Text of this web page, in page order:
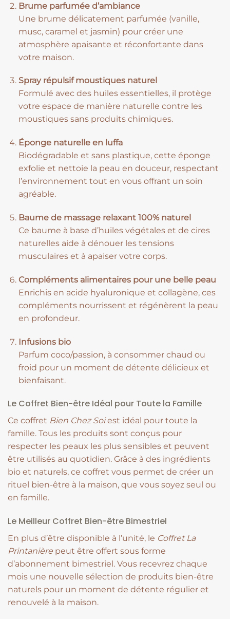
Brume parfumée d’ambiance
Une brume délicatement parfumée (vanille,
musc, caramel et jasmin) pour créer une
atmosphère apaisante et réconfortante dans
votre maison.
Spray répulsif moustiques naturel
Formulé avec des huiles essentielles, il protège
votre espace de manière naturelle contre les
moustiques sans produits chimiques.
Éponge naturelle en luffa
Biodégradable et sans plastique, cette éponge
exfolie et nettoie la peau en douceur, respectant
l’environnement tout en vous offrant un soin
agréable.
Baume de massage relaxant 100% naturel
Ce baume à base d’huiles végétales et de cires
naturelles aide à dénouer les tensions
musculaires et à apaiser votre corps.
Compléments alimentaires pour une belle peau
Enrichis en acide hyaluronique et collagène, ces
compléments nourrissent et régénèrent la peau
en profondeur.
Infusions bio
Parfum coco/passion, à consommer chaud ou
froid pour un moment de détente délicieux et
bienfaisant.
Le Coffret Bien-être Idéal pour Toute la Famille
Ce coffret Bien Chez Soiest idéal pour toute la
famille. Tous les produits sont conçus pour
respecter les peaux les plus sensibles et peuvent
être utilisés au quotidien. Grâce à des ingrédients
bio et naturels, ce coffret vous permet de créer un
rituel bien-être à la maison, que vous soyez seul ou
en famille.
Le Meilleur Coffret Bien-être Bimestriel
En plus d’être disponible à l’unité, le Coffret La
Printanière peut être offert sous forme
d’abonnement bimestriel. Vous recevrez chaque
mois une nouvelle sélection de produits bien-être
naturels pour un moment de détente régulier et
renouvelé à la maison.